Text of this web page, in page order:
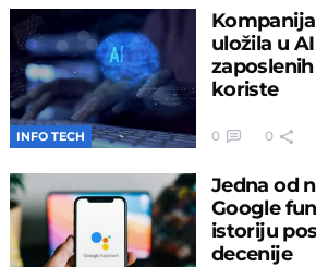
INFO TECH
uložila u
koriste
0 0
Jedna od
Google
istoriju
decenije